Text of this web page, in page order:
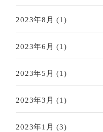
2023年8月 (1)
2023年6月 (1)
2023年5月 (1)
2023年3月 (1)
2023年1月 (3)